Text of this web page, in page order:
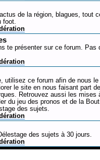
de la région, blagues, tout
foot.
te présenter sur ce forum. Pas
utilisez ce forum afin de nous le
le site en nous faisant part
Retrouvez aussi les mises
du jeu des pronos et de la
des sujets.
des sujets à 30 jours.